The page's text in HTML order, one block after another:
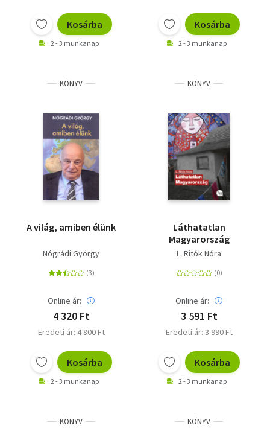
Kosárba
2 - 3 munkanap
Kosárba
2 - 3 munkanap
KÖNYV
A világ, amiben élünk
Nógrádi György
Online ár:
4 320 Ft
Eredeti ár: 4 800 Ft
Kosárba
2 - 3 munkanap
KÖNYV
Láthatatlan
Magyarország
L. Ritók Nóra
Online ár:
3 591 Ft
Eredeti ár: 3 990 Ft
Kosárba
2 - 3 munkanap
KÖNYV KÖNYV